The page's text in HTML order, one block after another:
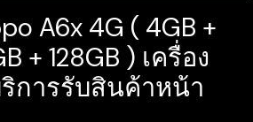
A6x 4G ( 4GB +
+ 128GB ) เครื่อง
การรับสินค้าหน้า